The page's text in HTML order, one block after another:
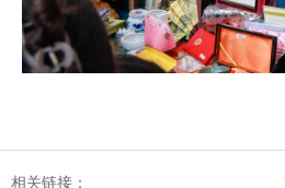
相关链接：